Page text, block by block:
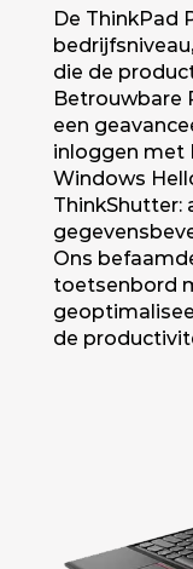
De ThinkPad
die de
Betrouwbare
een
inloggen met
Windows
ThinkShutter:
Ons
toetsenbord
de